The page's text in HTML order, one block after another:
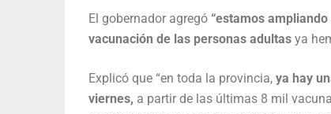
El gobernador agregó “estamos
vacunación de las personas adultas ya
Explicó que “en toda la provincia, ya hay
viernes, a partir de las últimas 8 mil